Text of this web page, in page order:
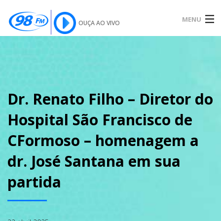
OUÇA AO VIVO MENU
SOBRE
NOTÍCIAS
PODCAST
Dr. Renato Filho – Diretor do
Hospital São Francisco de
CFormoso – homenagem a
dr. José Santana em sua
partida